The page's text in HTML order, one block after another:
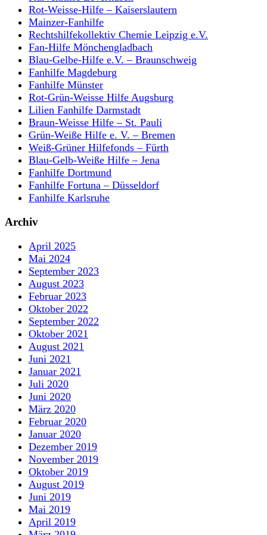
Rot-Weisse-Hilfe – Kaiserslautern
Mainzer-Fanhilfe
Rechtshilfekollektiv Chemie Leipzig e.V.
Fan-Hilfe Mönchengladbach
Blau-Gelbe-Hilfe e.V. – Braunschweig
Fanhilfe Magdeburg
Fanhilfe Münster
Rot-Grün-Weisse Hilfe Augsburg
Lilien Fanhilfe Darmstadt
Braun-Weisse Hilfe – St. Pauli
Grün-Weiße Hilfe e. V. – Bremen
Weiß-Grüner Hilfefonds – Fürth
Blau-Gelb-Weiße Hilfe – Jena
Fanhilfe Dortmund
Fanhilfe Fortuna – Düsseldorf
Fanhilfe Karlsruhe
Archiv
April 2025
Mai 2024
September 2023
August 2023
Februar 2023
Oktober 2022
September 2022
Oktober 2021
August 2021
Juni 2021
Januar 2021
Juli 2020
Juni 2020
März 2020
Februar 2020
Januar 2020
Dezember 2019
November 2019
Oktober 2019
August 2019
Juni 2019
Mai 2019
April 2019